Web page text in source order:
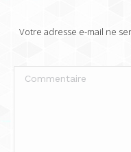
Votre adresse e-mail ne
Commentaire